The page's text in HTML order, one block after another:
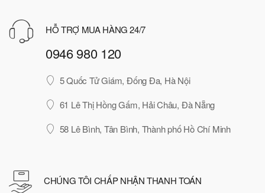
HỖ TRỢ MUA HÀNG 24/7
0946 980 120
5 Quốc Tử Giám, Đống Đa, Hà Nội
61 Lê Thị Hồng Gấm, Hải Châu, Đà Nẵng
58 Lê Bình, Tân Bình, Thành phố Hồ Chí Minh
CHÚNG TÔI CHẤP NHẬN THANH TOÁN